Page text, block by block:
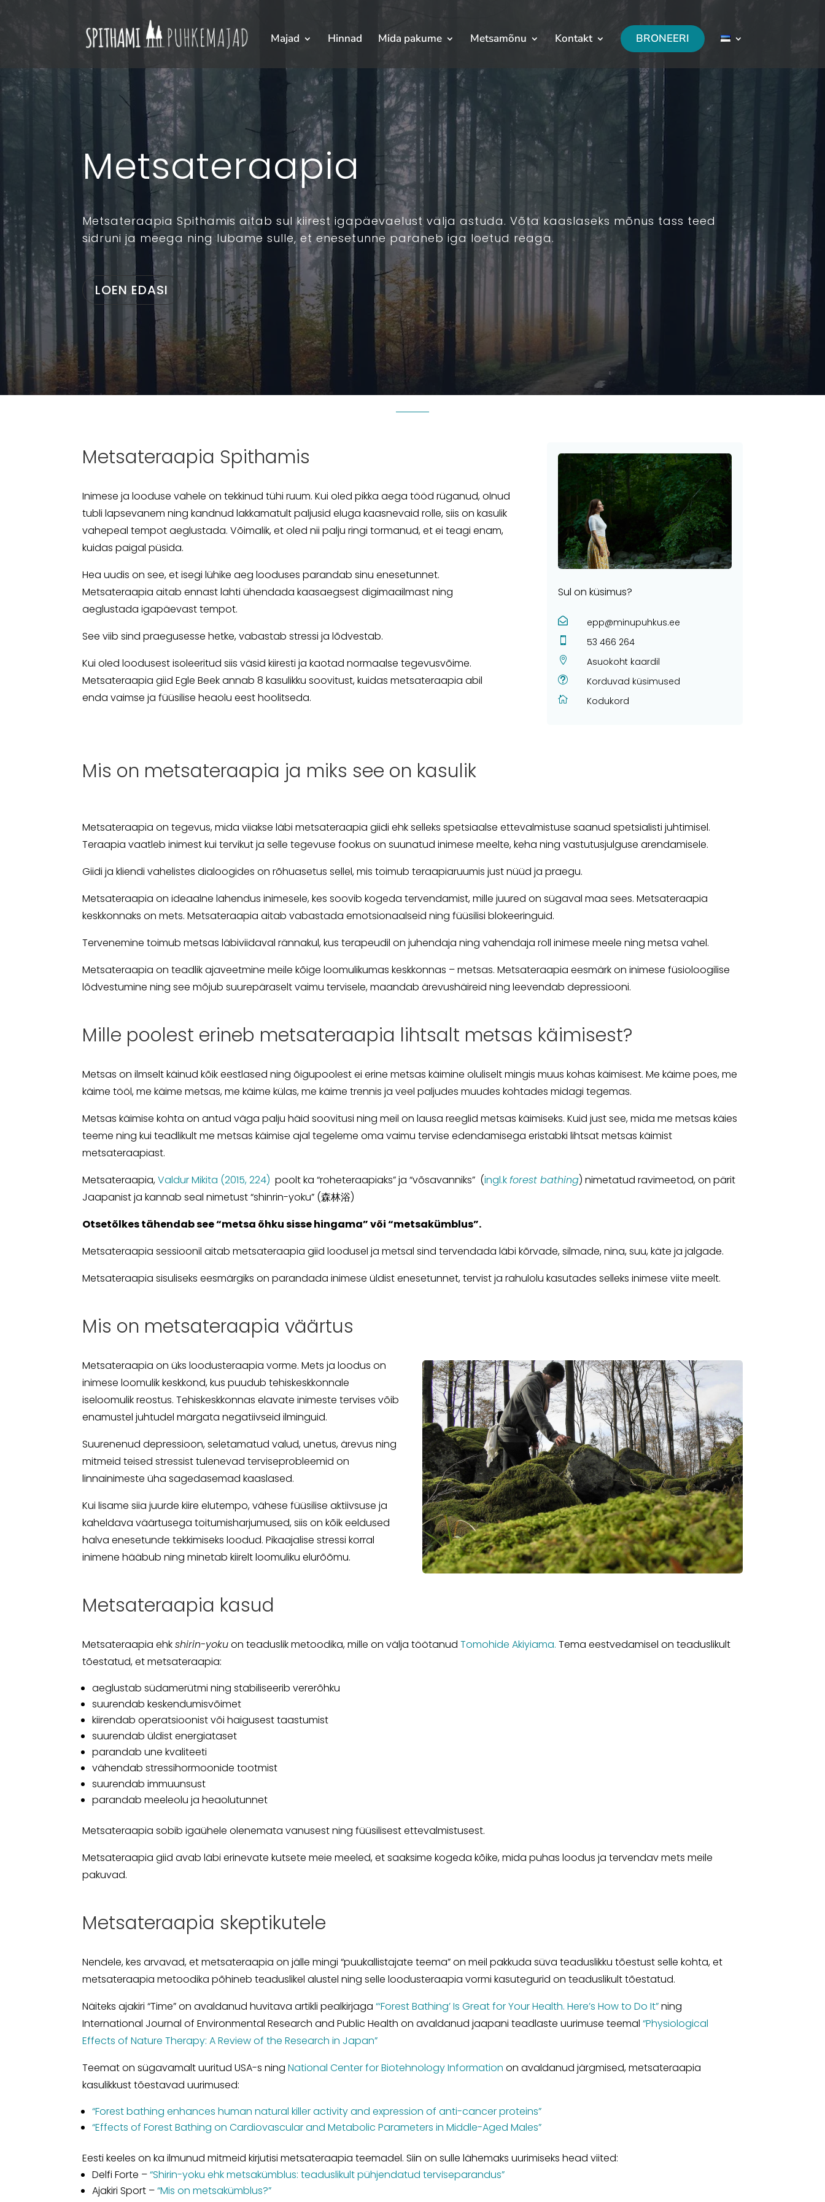
Majad Hinnad Mida pakume Metsamõnu Kontakt BRONEERI
Metsateraapia
Metsateraapia Spithamis aitab sul kiirest igapäevaelust välja astuda. Võta kaaslaseks mõnus tass teed
sidruni ja meega ning lubame sulle, et enesetunne paraneb iga loetud reaga.
LOEN EDASI
Metsateraapia Spithamis
Inimese ja looduse vahele on tekkinud tühi ruum. Kui oled pikka aega tööd rüganud, olnud
tubli lapsevanem ning kandnud lakkamatult paljusid eluga kaasnevaid rolle, siis on kasulik
vahepeal tempot aeglustada. Võimalik, et oled nii palju ringi tormanud, et ei teagi enam,
kuidas paigal püsida.
Hea uudis on see, et isegi lühike aeg looduses parandab sinu enesetunnet.
Metsateraapia aitab ennast lahti ühendada kaasaegsest digimaailmast ning
aeglustada igapäevast tempot.
See viib sind praegusesse hetke, vabastab stressi ja lõdvestab.
Kui oled loodusest isoleeritud siis väsid kiiresti ja kaotad normaalse tegevusvõime.
Metsateraapia giid Egle Beek annab 8 kasulikku soovitust, kuidas metsateraapia abil
enda vaimse ja füüsilise heaolu eest hoolitseda.
Sul on küsimus?
 epp@minupuhkus.ee
 53 466 264
 Asuokoht kaardil
t Korduvad küsimused
 Kodukord
Mis on metsateraapia ja miks see on kasulik
Metsateraapia on tegevus, mida viiakse läbi metsateraapia giidi ehk selleks spetsiaalse ettevalmistuse saanud spetsialisti juhtimisel.
Teraapia vaatleb inimest kui tervikut ja selle tegevuse fookus on suunatud inimese meelte, keha ning vastutusjulguse arendamisele.
Giidi ja kliendi vahelistes dialoogides on rõhuasetus sellel, mis toimub teraapiaruumis just nüüd ja praegu.
Metsateraapia on ideaalne lahendus inimesele, kes soovib kogeda tervendamist, mille juured on sügaval maa sees. Metsateraapia
keskkonnaks on mets. Metsateraapia aitab vabastada emotsionaalseid ning füüsilisi blokeeringuid.
Tervenemine toimub metsas läbiviidaval rännakul, kus terapeudil on juhendaja ning vahendaja roll inimese meele ning metsa vahel.
Metsateraapia on teadlik ajaveetmine meile kõige loomulikumas keskkonnas – metsas. Metsateraapia eesmärk on inimese füsioloogilise
lõdvestumine ning see mõjub suurepäraselt vaimu tervisele, maandab ärevushäireid ning leevendab depressiooni.
Mille poolest erineb metsateraapia lihtsalt metsas käimisest?
Metsas on ilmselt käinud kõik eestlased ning õigupoolest ei erine metsas käimine oluliselt mingis muus kohas käimisest. Me käime poes, me
käime tööl, me käime metsas, me käime külas, me käime trennis ja veel paljudes muudes kohtades midagi tegemas.
Metsas käimise kohta on antud väga palju häid soovitusi ning meil on lausa reeglid metsas käimiseks. Kuid just see, mida me metsas käies
teeme ning kui teadlikult me metsas käimise ajal tegeleme oma vaimu tervise edendamisega eristabki lihtsat metsas käimist
metsateraapiast.
Metsateraapia,Valdur Mikita (2015, 224) poolt ka “roheteraapiaks” ja “võsavanniks” (ingl.kforest bathing) nimetatud ravimeetod, on pärit
Jaapanist ja kannab seal nimetust “shinrin-yoku” (森林浴)
Otsetõlkes tähendab see “metsa õhku sisse hingama” või “metsakümblus”.
Metsateraapia sessioonil aitab metsateraapia giid loodusel ja metsal sind tervendada läbi kõrvade, silmade, nina, suu, käte ja jalgade.
Metsateraapia sisuliseks eesmärgiks on parandada inimese üldist enesetunnet, tervist ja rahulolu kasutades selleks inimese viite meelt.
Mis on metsateraapia väärtus
Metsateraapia on üks loodusteraapia vorme. Mets ja loodus on
inimese loomulik keskkond, kus puudub tehiskeskkonnale
iseloomulik reostus. Tehiskeskkonnas elavate inimeste tervises võib
enamustel juhtudel märgata negatiivseid ilminguid.
Suurenenud depressioon, seletamatud valud, unetus, ärevus ning
mitmeid teised stressist tulenevad terviseprobleemid on
linnainimeste üha sagedasemad kaaslased.
Kui lisame siia juurde kiire elutempo, vähese füüsilise aktiivsuse ja
kaheldava väärtusega toitumisharjumused, siis on kõik eeldused
halva enesetunde tekkimiseks loodud. Pikaajalise stressi korral
inimene hääbub ning minetab kiirelt loomuliku elurõõmu.
Metsateraapia kasud
Metsateraapia ehkshirin-yokuon teaduslik metoodika, mille on välja töötanudTomohide Akiyiama. Tema eestvedamisel on teaduslikult
tõestatud, et metsateraapia:
aeglustab südamerütmi ning stabiliseerib vererõhku
suurendab keskendumisvõimet
kiirendab operatsioonist või haigusest taastumist
suurendab üldist energiataset
parandab une kvaliteeti
vähendab stressihormoonide tootmist
suurendab immuunsust
parandab meeleolu ja heaolutunnet
Metsateraapia sobib igaühele olenemata vanusest ning füüsilisest ettevalmistusest.
Metsateraapia giid avab läbi erinevate kutsete meie meeled, et saaksime kogeda kõike, mida puhas loodus ja tervendav mets meile
pakuvad.
Metsateraapia skeptikutele
Nendele, kes arvavad, et metsateraapia on jälle mingi “puukallistajate teema” on meil pakkuda süva teaduslikku tõestust selle kohta, et
metsateraapia metoodika põhineb teaduslikel alustel ning selle loodusteraapia vormi kasutegurid on teaduslikult tõestatud.
Näiteks ajakiri “Time” on avaldanud huvitava artikli pealkirjaga “‘Forest Bathing’ Is Great for Your Health. Here’s How to Do It”ning
International Journal of Environmental Research and Public Health on avaldanud jaapani teadlaste uurimuse teemal “Physiological
Effects of Nature Therapy: A Review of the Research in Japan”
Teemat on sügavamalt uuritud USA-s ning National Center for Biotehnology Information on avaldanud järgmised, metsateraapia
kasulikkust tõestavad uurimused:
“Forest bathing enhances human natural killer activity and expression of anti-cancer proteins”
“Effects of Forest Bathing on Cardiovascular and Metabolic Parameters in Middle-Aged Males”
Eesti keeles on ka ilmunud mitmeid kirjutisi metsateraapia teemadel. Siin on sulle lähemaks uurimiseks head viited:
Delfi Forte –“Shirin-yoku ehk metsakümblus: teaduslikult pühjendatud terviseparandus”
Ajakiri Sport –“Mis on metsakümblus?”